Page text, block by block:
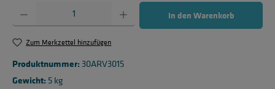
Produkt Anzahl: Gib den gewünschten Wert ein oder benutze die Schaltflächen um
In den Warenkorb
Zum Merkzettel hinzufügen
Produktnummer: 30ARV3015
Gewicht: 5 kg